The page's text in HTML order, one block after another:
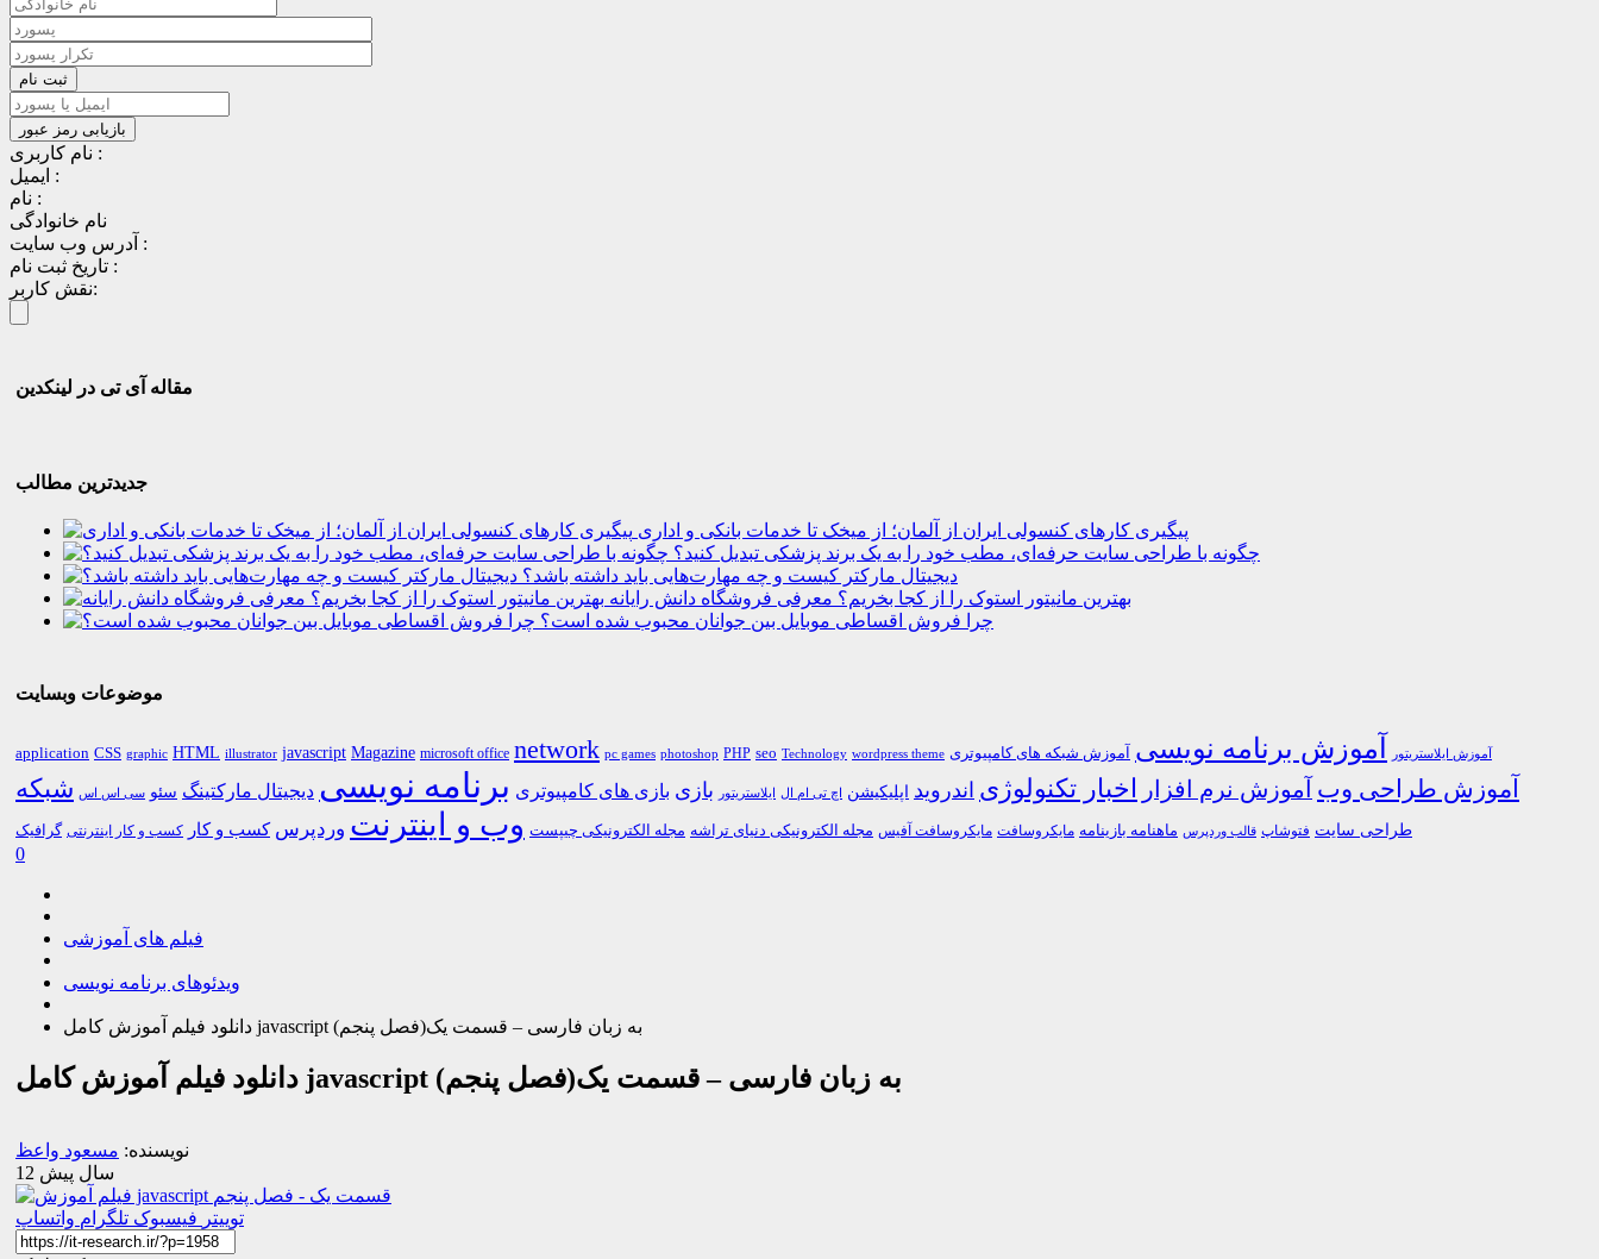
نام کاربری :
ایمیل :
نام :
نام خانوادگی
آدرس وب سایت :
تاریخ ثبت نام :
نقش کاربر:
مقاله آی تی در لینکدین
جدیدترین مطالب
پیگیری کارهای کنسولی ایران از آلمان؛ از میخک تا خدمات بانکی و اداری
چگونه با طراحی سایت حرفه‌ای، مطب خود را به یک برند پزشکی تبدیل کنید؟
دیجیتال مارکتر کیست و چه مهارت‌هایی باید داشته باشد؟
بهترین مانیتور استوک را از کجا بخریم؟ معرفی فروشگاه دانش رایانه
چرا فروش اقساطی موبایل بین جوانان محبوب شده است؟
موضوعات وبسایت
application CSS graphic HTML illustrator javascript Magazine microsoft office network pc games photoshop PHP seo Technology wordpress theme آموزش ایلاستریتور آموزش برنامه نویسی آموزش شبکه های کامپیوتری
آموزش طراحی وب آموزش نرم افزار اخبار تکنولوژی اندروید اپلیکیشن اچ تی ام ال ایلاستریتور بازی بازی های کامپیوتری برنامه نویسی دیجیتال مارکتینگ سئو سی اس اس شبکه
طراحی سایت فتوشاپ قالب وردپرس ماهنامه بازینامه مایکروسافت مایکروسافت آفیس مجله الکترونیکی دنیای تراشه مجله الکترونیکی چیپست وب و اینترنت وردپرس کسب و کار کسب و کار اینترنتی گرافیک
0
فیلم های آموزشی
ویدئوهای برنامه نویسی
دانلود فیلم آموزش کامل javascript به زبان فارسی – قسمت یک(فصل پنجم)
دانلود فیلم آموزش کامل javascript به زبان فارسی – قسمت یک(فصل پنجم)
نویسنده: مسعود واعظ
12 سال پیش
توییتر فیسبوک تلگرام واتساپ